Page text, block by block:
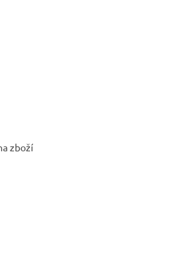
zboží